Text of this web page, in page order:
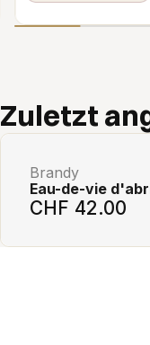
Zuletzt
Brandy
Eau-de-vie
CHF 42.00